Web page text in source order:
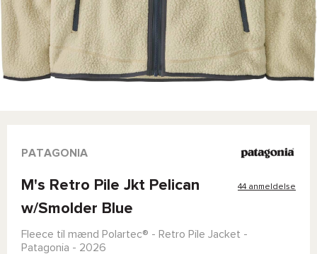
PATAGONIA
M's Retro Pile Jkt Pelican
w/Smolder Blue
44 anmeldelse
Fleece til mænd Polartec® - Retro Pile Jacket -
Patagonia - 2026